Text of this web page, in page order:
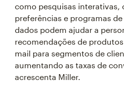
como pesquisas interativas,
preferências e programas
dados podem ajudar a
recomendações de
mail para segmentos de
aumentando as taxas de
acrescenta Miller.